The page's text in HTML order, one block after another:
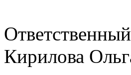
Ответственный
Кирилова